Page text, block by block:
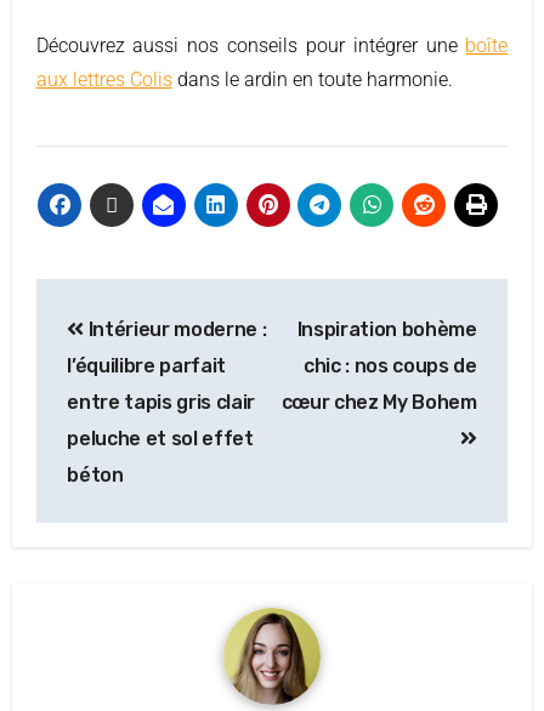
Découvrez aussi nos conseils pour intégrer une boîte
aux lettres Colisdans le ardin en toute harmonie.
Intérieur moderne :
l’équilibre parfait
entre tapis gris clair
peluche et sol effet
béton
Inspiration bohème
chic : nos coups de
cœur chez My Bohem